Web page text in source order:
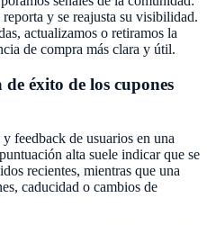
y se reajusta su visibilidad.
actualizamos o retiramos la
de compra más clara y útil.
éxito de los cupones
feedback de usuarios en una
alta suele indicar que se
recientes, mientras que una
caducidad o cambios de